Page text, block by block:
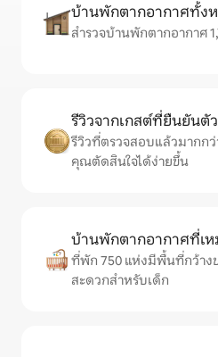
บ้านพักตากอากาศทั้ง
สำรวจบ้านพักตากอากาศ
รีวิวจากเกสต์ที่ยืนยันตั
รีวิวที่ตรวจสอบแล้วมากกว่
คุณตัดสินใจได้ง่ายขึ้น
บ้านพักตากอากาศที่เห
ที่พัก 750 แห่งมีพื้นที่กว้าง
สะดวกสำหรับเด็ก